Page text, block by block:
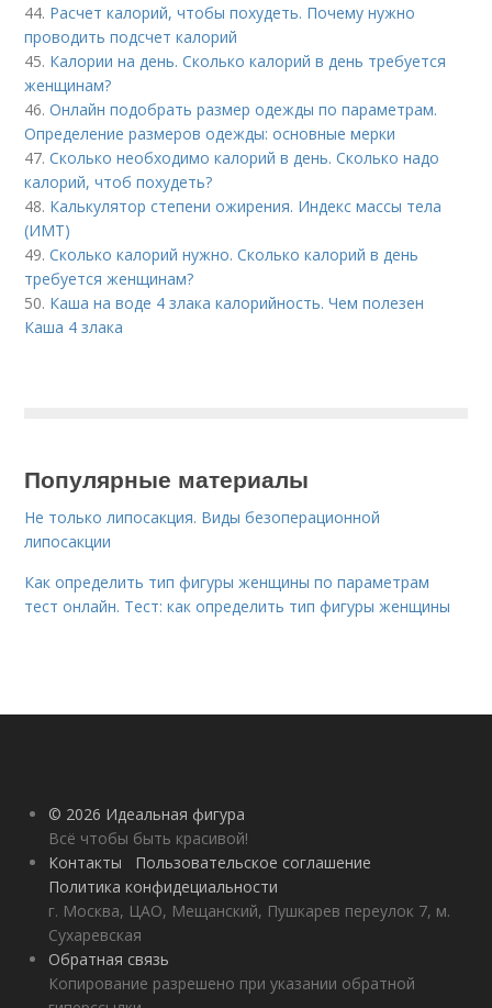
44. Расчет калорий, чтобы похудеть. Почему нужно
проводить подсчет калорий
45. Калории на день. Сколько калорий в день требуется
женщинам?
46.Онлайн подобрать размер одежды по параметрам.
Определение размеров одежды: основные мерки
47.Сколько необходимо калорий в день. Сколько надо
калорий, чтоб похудеть?
48. Калькулятор степени ожирения. Индекс массы тела
(ИМТ)
49.Сколько калорий нужно. Сколько калорий в день
требуется женщинам?
50. Каша на воде 4 злака калорийность. Чем полезен
Каша 4 злака
Популярные материалы
Не только липосакция. Виды безоперационной
липосакции
Как определить тип фигуры женщины по параметрам
тест онлайн. Тест: как определить тип фигуры женщины
© 2026 Идеальная фигура
Всё чтобы быть красивой!
Контакты
Пользовательское соглашение
Политика конфидециальности
г. Москва, ЦАО, Мещанский, Пушкарев переулок 7, м.
Сухаревская
Обратная связь
Копирование разрешено при указании обратной